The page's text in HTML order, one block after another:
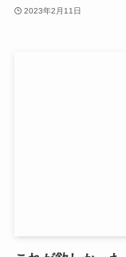
2023年2月11日